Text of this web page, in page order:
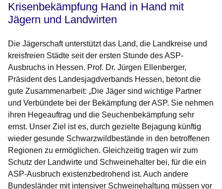
Krisenbekämpfung Hand in Hand mit
Jägern und Landwirten
Die Jägerschaft unterstützt das Land, die Landkreise und
kreisfreien Städte seit der ersten Stunde des ASP-
Ausbruchs in Hessen. Prof. Dr. Jürgen Ellenberger,
Präsident des Landesjagdverbands Hessen, betont die
gute Zusammenarbeit: „Die Jäger sind wichtige Partner
und Verbündete bei der Bekämpfung der ASP. Sie nehmen
ihren Hegeauftrag und die Seuchenbekämpfung sehr
ernst. Unser Ziel ist es, durch gezielte Bejagung künftig
wieder gesunde Schwarzwildbestände in den betroffenen
Regionen zu ermöglichen. Gleichzeitig tragen wir zum
Schutz der Landwirte und Schweinehalter bei, für die ein
ASP-Ausbruch existenzbedrohend ist. Auch andere
Bundesländer mit intensiver Schweinehaltung müssen vor